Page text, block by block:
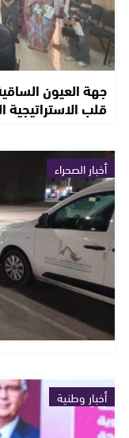
جهة العيون
قلب الاستراتيجية
أخبار الصحراء
أخبار وطنية